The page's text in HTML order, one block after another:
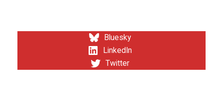
Bluesky
LinkedIn
Twitter